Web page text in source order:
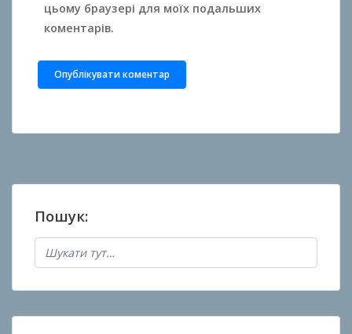
цьому браузері для моїх подальших
коментарів.
Пошук: